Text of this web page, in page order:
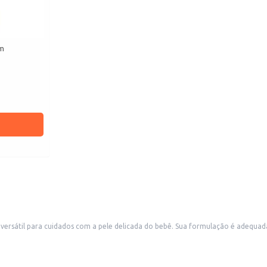
é adequada para hidratação e auxilia na prevenção de assaduras. Ideal para uso